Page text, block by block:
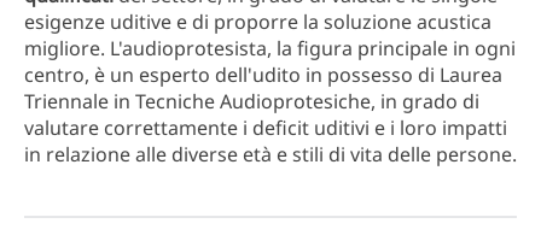
esigenze uditive e di proporre la soluzione acustica
migliore. L'audioprotesista, la figura principale in ogni
centro, è un esperto dell'udito in possesso di Laurea
Triennale in Tecniche Audioprotesiche, in grado di
valutare correttamente i deficit uditivi e i loro impatti
in relazione alle diverse età e stili di vita delle persone.